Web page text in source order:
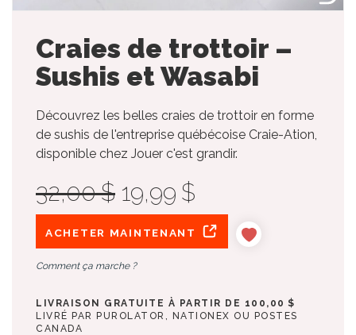
Craies de trottoir –
Sushis et Wasabi
Découvrez les belles craies de trottoir en forme
de sushis de l'entreprise québécoise Craie-Ation,
disponible chez Jouer c'est grandir.
32,00 $ 19,99 $
ACHETER MAINTENANT
Comment ça marche ?
LIVRAISON GRATUITE À PARTIR DE 100,00 $
LIVRÉ PAR PUROLATOR, NATIONEX OU POSTES
CANADA